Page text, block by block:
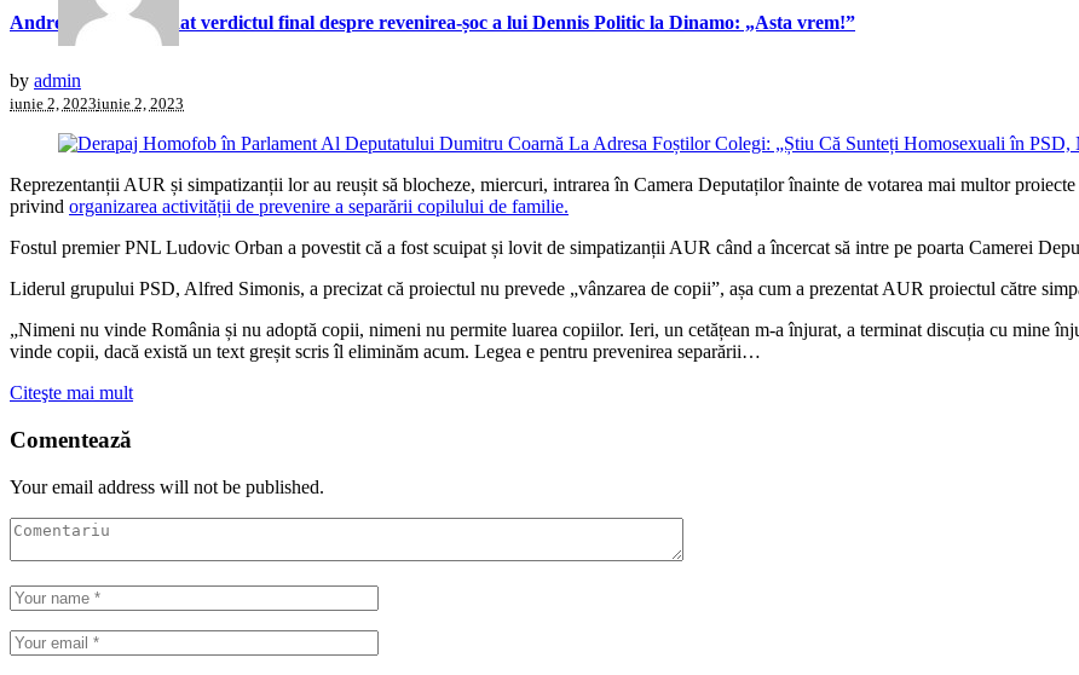
Andrei Nicolescu a dat verdictul final despre revenirea-șoc a lui Dennis Politic la Dinamo: „Asta vrem!”
by admin
iunie 2, 2023iunie 2, 2023
Reprezentanții AUR și simpatizanții lor au reușit să blocheze, miercuri, intrarea în Camera Deputaților înainte de votarea mai multor
privind organizarea activității de prevenire a separării copilului de familie.
Fostul premier PNL Ludovic Orban a povestit că a fost scuipat și lovit de simpatizanții AUR când a încercat să intre pe poarta Camerei
Liderul grupului PSD, Alfred Simonis, a precizat că proiectul nu prevede „vânzarea de copii”, așa cum a prezentat AUR proiectul către
„Nimeni nu vinde România și nu adoptă copii, nimeni nu permite luarea copiilor. Ieri, un cetățean m-a înjurat, a terminat discuția cu mine
vinde copii, dacă există un text greșit scris îl eliminăm acum. Legea e pentru prevenirea separării…
Citeşte mai mult
Comentează
Your email address will not be published.